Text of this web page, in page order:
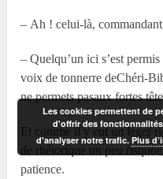
– Ah ! celui-là,
– Quelqu’un ici s’est
voix de tonnerre deChéri-
ne permets pasaux fortes
Et comme il y eut un léger
de rhétorique un peu
patience.
Les cookies permettent de
d'offrir des
d'analyser notre trafic.Plus